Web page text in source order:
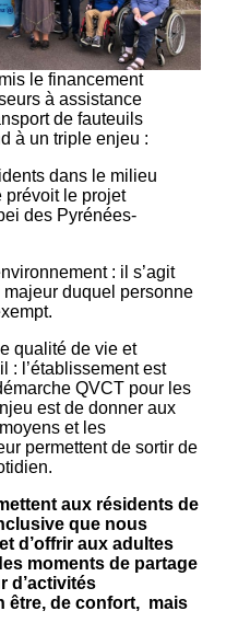
le financement
à assistance
de fauteuils
à un triple enjeu :
dans le milieu
prévoit le projet
des Pyrénées-
: il s’agit
majeur duquel personne
qualité de vie et
: l’établissement est
QVCT pour les
est de donner aux
et les
permettent de sortir de
aux résidents de
que nous
d’offrir aux adultes
moments de partage
d’activités
être, de confort, mais